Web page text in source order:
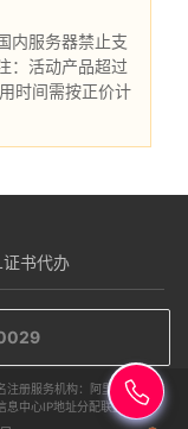
内服务器禁止支
：活动产品超过
时间需按正价计
证书代办
注册服务机构：阿里云
息中心IP地址分配联盟单位